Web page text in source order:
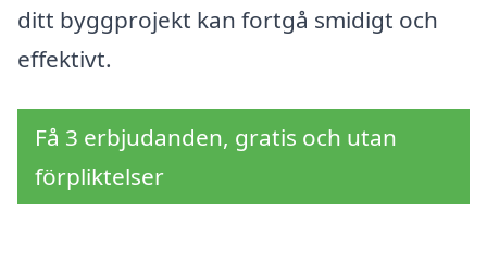
ditt byggprojekt kan fortgå smidigt och
effektivt.
Få 3 erbjudanden, gratis och utan
förpliktelser